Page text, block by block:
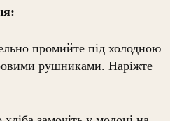
промийте під холодною
рушниками. Наріжте